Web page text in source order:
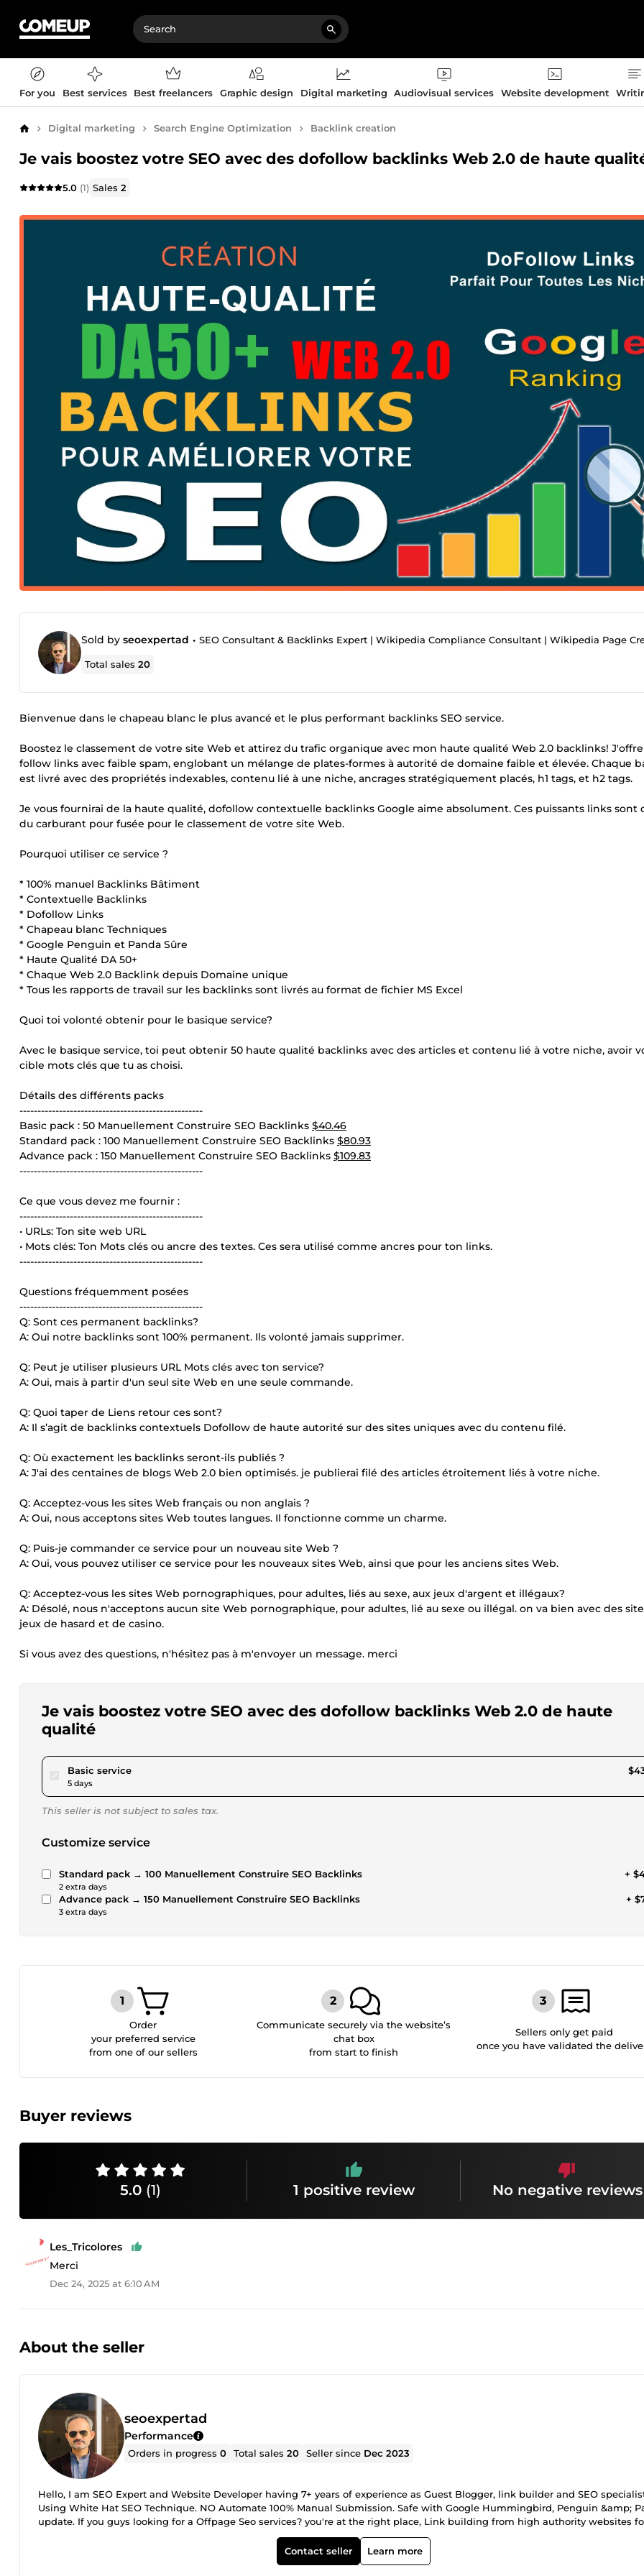
For you Best services Best freelancers Graphic design Digital marketing Audiovisual services Website development
Home Digital marketing Search Engine Optimization Backlink creation
Je vais boostez votre SEO avec des dofollow backlinks Web 2.0 de haute
5.0 (1) Sales2
Sold by seoexpertad • SEO Consultant & Backlinks Expert | Wikipedia Compliance Consultant | Wikipedia Page
Total sales20
Bienvenue dans le chapeau blanc le plus avancé et le plus performant backlinks SEO service.
Boostez le classement de votre site Web et attirez du trafic organique avec mon haute qualité Web 2.0 backlinks!
follow links avec faible spam, englobant un mélange de plates-formes à autorité de domaine faible et élevée. Chaque
est livré avec des propriétés indexables, contenu lié à une niche, ancrages stratégiquement placés, h1 tags, et h2 tags.
Je vous fournirai de la haute qualité, dofollow contextuelle backlinks Google aime absolument. Ces puissants links sont
du carburant pour fusée pour le classement de votre site Web.
Pourquoi utiliser ce service ?
* 100% manuel Backlinks Bâtiment
* Contextuelle Backlinks
* Dofollow Links
* Chapeau blanc Techniques
* Google Penguin et Panda Sûre
* Haute Qualité DA 50+
* Chaque Web 2.0 Backlink depuis Domaine unique
* Tous les rapports de travail sur les backlinks sont livrés au format de fichier MS Excel
Quoi toi volonté obtenir pour le basique service?
Avec le basique service, toi peut obtenir 50 haute qualité backlinks avec des articles et contenu lié à votre niche, avoir
cible mots clés que tu as choisi.
Détails des différents packs
---------------------------------------------------
Basic pack : 50 Manuellement Construire SEO Backlinks $40.46
Standard pack : 100 Manuellement Construire SEO Backlinks $80.93
Advance pack : 150 Manuellement Construire SEO Backlinks $109.83
---------------------------------------------------
Ce que vous devez me fournir :
---------------------------------------------------
• URLs: Ton site web URL
• Mots clés: Ton Mots clés ou ancre des textes. Ces sera utilisé comme ancres pour ton links.
---------------------------------------------------
Questions fréquemment posées
---------------------------------------------------
Q: Sont ces permanent backlinks?
A: Oui notre backlinks sont 100% permanent. Ils volonté jamais supprimer.
Q: Peut je utiliser plusieurs URL Mots clés avec ton service?
A: Oui, mais à partir d'un seul site Web en une seule commande.
Q: Quoi taper de Liens retour ces sont?
A: Il s’agit de backlinks contextuels Dofollow de haute autorité sur des sites uniques avec du contenu filé.
Q: Où exactement les backlinks seront-ils publiés ?
A: J'ai des centaines de blogs Web 2.0 bien optimisés. je publierai filé des articles étroitement liés à votre niche.
Q: Acceptez-vous les sites Web français ou non anglais ?
A: Oui, nous acceptons sites Web toutes langues. Il fonctionne comme un charme.
Q: Puis-je commander ce service pour un nouveau site Web ?
A: Oui, vous pouvez utiliser ce service pour les nouveaux sites Web, ainsi que pour les anciens sites Web.
Q: Acceptez-vous les sites Web pornographiques, pour adultes, liés au sexe, aux jeux d'argent et illégaux?
A: Désolé, nous n'acceptons aucun site Web pornographique, pour adultes, lié au sexe ou illégal. on va bien avec des
jeux de hasard et de casino.
Si vous avez des questions, n'hésitez pas à m'envoyer un message. merci
Je vais boostez votre SEO avec des dofollow backlinks Web 2.0 de haute
qualité
Basic servicepour $40.46
5 days
This seller is not subject to sales tax.
Customize service
Standard pack → 100 Manuellement Construire SEO Backlinks
2 extra days
+
Advance pack → 150 Manuellement Construire SEO Backlinks
3 extra days
+
Order
your preferred service
from one of our sellers
Communicate securely via the website’s
chat box
from start to finish
Sellers only get paid
once you have validated the
Buyer reviews
5.0 (1) 1 positive review No negative reviews
Les_Tricolores
Merci
Dec 24, 2025 at 6:10 AM
About the seller
seoexpertad
Performance
Orders in progress0 Total sales20 Seller since Dec 2023
Hello, I am SEO Expert and Website Developer having 7+ years of experience as Guest Blogger, link builder and SEO
Using White Hat SEO Technique. NO Automate 100% Manual Submission. Safe with Google Hummingbird, Penguin &amp;
update. If you guys looking for a Offpage Seo services? you're at the right place, Link building from high authority websites
(Wikipedia Service, Guest Post, Premium EDU &amp; GOV and many more backlinks, Forum backlinks, Blog Comments, Local
SEO) then try us. Any questions you may have, you can write us directly through comeup. We will respond within a few
Contact seller Learn more